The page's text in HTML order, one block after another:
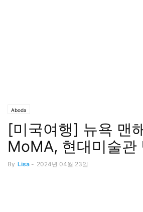
Aboda
[미국여행] 뉴욕 맨
MoMA, 현대미술관
By Lisa - 2024년 04월 23일